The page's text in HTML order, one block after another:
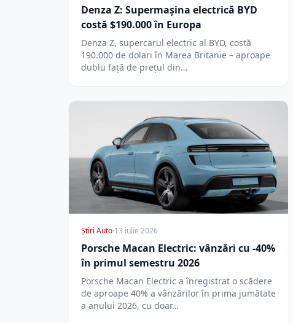
Denza Z: Supermașina electrică BYD
costă $190.000 în Europa
Denza Z, supercarul electric al BYD, costă
190.000 de dolari în Marea Britanie – aproape
dublu față de prețul din…
Știri Auto·13 iulie 2026
Porsche Macan Electric: vânzări cu -40%
în primul semestru 2026
Porsche Macan Electric a înregistrat o scădere
de aproape 40% a vânzărilor în prima jumătate
a anului 2026, cu doar…